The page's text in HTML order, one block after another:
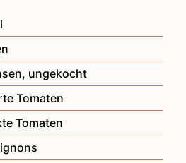
, ungekocht
Tomaten
Tomaten